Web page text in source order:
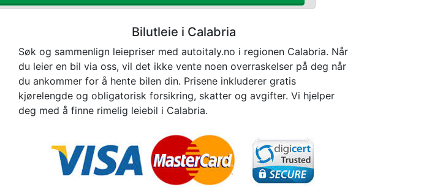
Bilutleie i Calabria
Søk og sammenlign leiepriser med autoitaly.no i regionen Calabria. Når
du leier en bil via oss, vil det ikke vente noen overraskelser på deg når
du ankommer for å hente bilen din. Prisene inkluderer gratis
kjørelengde og obligatorisk forsikring, skatter og avgifter. Vi hjelper
deg med å finne rimelig leiebil i Calabria.